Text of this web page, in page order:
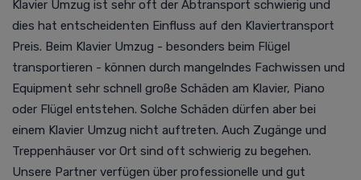
Klavier Umzug ist sehr oft der Abtransport schwierig und
dies hat entscheidenten Einfluss auf den Klaviertransport
Preis. Beim Klavier Umzug - besonders beim Flügel
transportieren - können durch mangelndes Fachwissen und
Equipment sehr schnell große Schäden am Klavier, Piano
oder Flügel entstehen. Solche Schäden dürfen aber bei
einem Klavier Umzug nicht auftreten. Auch Zugänge und
Treppenhäuser vor Ort sind oft schwierig zu begehen.
Unsere Partner verfügen über professionelle und gut